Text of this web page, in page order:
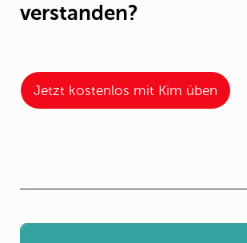
verstanden?
Jetzt kostenlos mit Kim üben